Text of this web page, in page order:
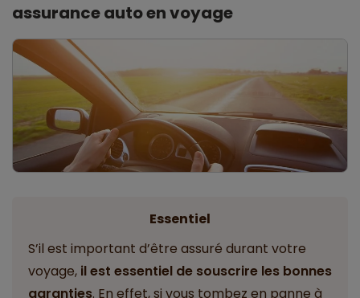
assurance auto en voyage
Essentiel
S’il est important d’être assuré durant votre
voyage, il est essentiel de souscrire les bonnes
garanties. En effet, si vous tombez en panne à